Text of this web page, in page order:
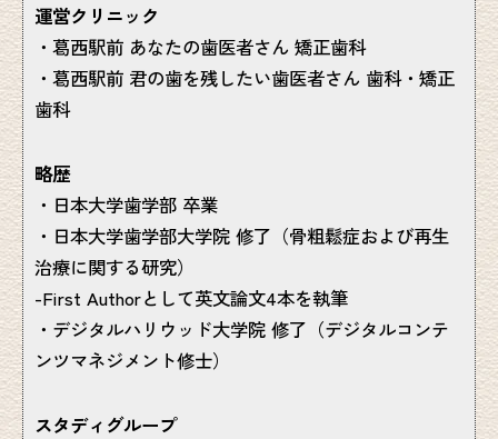
運営クリニック
・葛西駅前 あなたの歯医者さん 矯正歯科
・葛西駅前 君の歯を残したい歯医者さん 歯科・矯正
歯科
略歴
・日本大学歯学部 卒業
・日本大学歯学部大学院 修了（骨粗鬆症および再生
治療に関する研究）
-First Authorとして英文論文4本を執筆
・デジタルハリウッド大学院 修了（デジタルコンテ
ンツマネジメント修士）
スタディグループ